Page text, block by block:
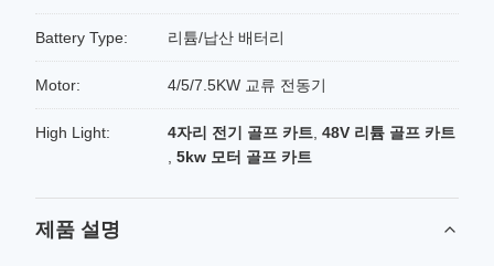
Battery Type: 리튬/납산 배터리
Motor: 4/5/7.5KW 교류 전동기
High Light: 4자리 전기 골프 카트 48V 리튬 골프 카트
5kw 모터 골프 카트
제품 설명